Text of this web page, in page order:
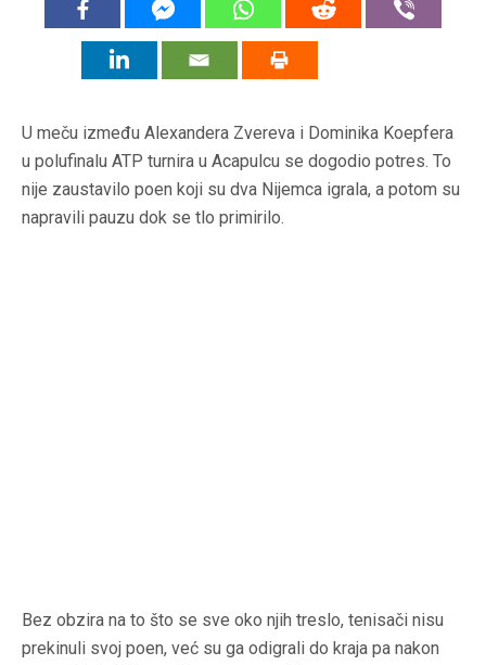
U meču između Alexandera Zvereva i Dominika Koepfera
u polufinalu ATP turnira u Acapulcu se dogodio potres. To
nije zaustavilo poen koji su dva Nijemca igrala, a potom su
napravili pauzu dok se tlo primirilo.
Bez obzira na to što se sve oko njih treslo, tenisači nisu
prekinuli svoj poen, već su ga odigrali do kraja pa nakon